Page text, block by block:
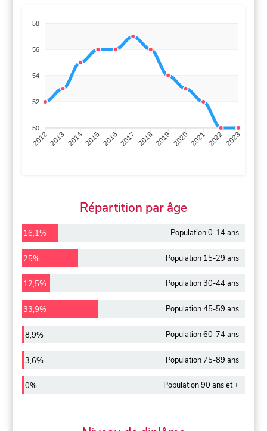
58
56
54
52
50
20122013 20142015 20162017 20182019 20202021 2022 2023
Répartition par âge
16,1% Population 0-14 ans
25% Population 15-29 ans
12,5% Population 30-44 ans
33,9% Population 45-59 ans
8,9% Population 60-74 ans
3,6% Population 75-89 ans
0% Population 90 ans et +